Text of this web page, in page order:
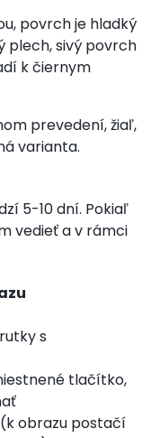
povrch je hladký
plech, sivý povrch
k čiernym
prevedení, žiaľ,
varianta.
5-10 dní. Pokiaľ
vedieť a v rámci
s
tlačítko,
obrazu postačí